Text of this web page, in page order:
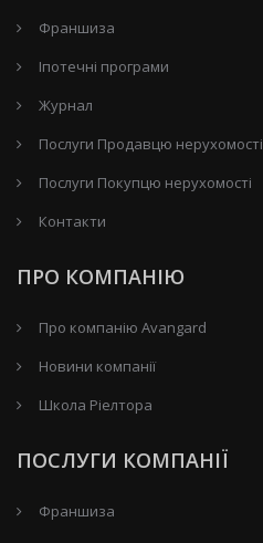
Франшиза
Іпотечні програми
Журнал
Послуги Продавцю нерухомості
Послуги Покупцю нерухомості
Контакти
ПРО КОМПАНІЮ
Про компанію Avangard
Новини компанії
Школа Ріелтора
ПОСЛУГИ КОМПАНІЇ
Франшиза